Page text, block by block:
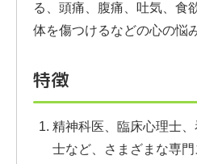
る、頭痛、腹痛、吐気、食
体を傷つけるなどの心の悩み
特徴
精神科医、臨床心理士
士など、さまざまな専